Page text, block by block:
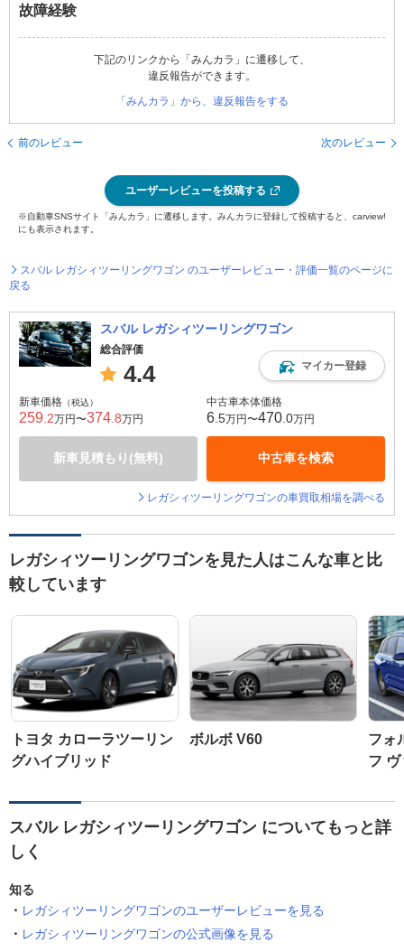
故障経験
下記のリンクから「みんカラ」に遷移して、
違反報告ができます。
「みんカラ」から、違反報告をする
前のレビュー 次のレビュー
ユーザーレビューを投稿する
※自動車SNSサイト「みんカラ」に遷移します。みんカラに登録して投稿すると、carview!
にも表示されます。
スバル レガシィツーリングワゴン のユーザーレビュー・評価一覧のページに
戻る
スバル レガシィツーリングワゴン
総合評価
4.4 マイカー登録
新車価格 （税込）
259 .2万円〜374 .8万円
新車見積もり(無料)
中古車本体価格
6 .5万円〜470 .0万円
中古車を検索
レガシィツーリングワゴンの車買取相場を調べる
レガシィツーリングワゴンを見た人はこんな車と比
較しています
トヨタ カローラツーリン
グハイブリッド
ボルボ V60
フォ
フ
スバル レガシィツーリングワゴン についてもっと詳
しく
知る
レガシィツーリングワゴンのユーザーレビューを見る
レガシィツーリングワゴンの公式画像を見る